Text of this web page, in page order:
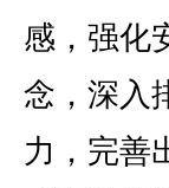
感，强化
念，深入
力，完善